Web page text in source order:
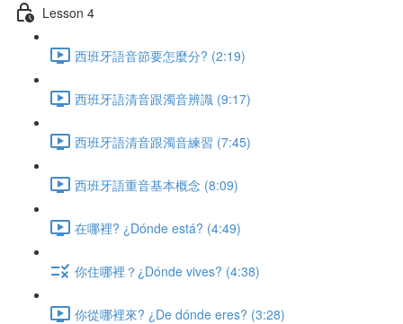
Lesson 4
西班牙語音節要怎麼分? (2:19)
西班牙語清音跟濁音辨識 (9:17)
西班牙語清音跟濁音練習 (7:45)
西班牙語重音基本概念 (8:09)
在哪裡? ¿Dónde está? (4:49)
你住哪裡？¿Dónde vives? (4:38)
你從哪裡來? ¿De dónde eres? (3:28)